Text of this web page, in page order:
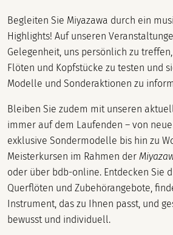
Begleiten Sie Miyazawa durch ein
Highlights! Auf unseren
Gelegenheit, uns persönlich zu
Flöten und Kopfstücke zu testen und
Modelle und Sonderaktionen zu
Bleiben Sie zudem mit unseren
immer auf dem Laufenden – von
exklusive Sondermodelle bis hin zu
Meisterkursen im Rahmen der
oder über bdb-online. Entdecken Sie
Querflöten und Zubehörangebote,
Instrument, das zu Ihnen passt, und
bewusst und individuell.